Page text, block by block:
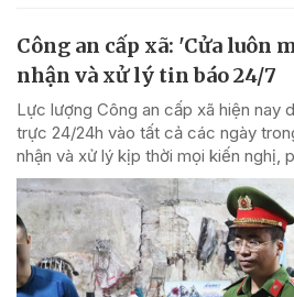
Công an cấp xã: 'Cửa luôn
nhận và xử lý tin báo 24/7
Lực lượng Công an cấp xã hiện nay
trực 24/24h vào tất cả các ngày
nhận và xử lý kịp thời mọi kiến nghị,